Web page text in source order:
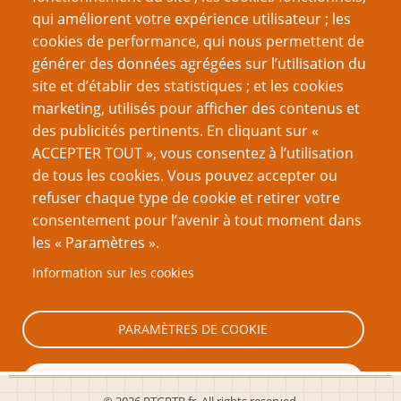
qui améliorent votre expérience utilisateur ; les
cookies de performance, qui nous permettent de
générer des données agrégées sur l’utilisation du
site et d’établir des statistiques ; et les cookies
marketing, utilisés pour afficher des contenus et
des publicités pertinents. En cliquant sur «
ACCEPTER TOUT », vous consentez à l’utilisation
de tous les cookies. Vous pouvez accepter ou
refuser chaque type de cookie et retirer votre
consentement pour l’avenir à tout moment dans
les « Paramètres ».
Information sur les cookies
PARAMÈTRES DE COOKIE
TOUT REFUSER
décembre 2021(13)
septembre 2021(20)
juin 2021 (16)
mars 2021(17)
février 2021
décembre 2020(19)
septembre 2020(16)
juin 2020(13)
Pagination Page
précédente
‹ Précédent 3
Page
suivante
Suivant ›